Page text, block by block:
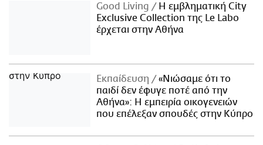
Good Living
Η εμβληματική City
Exclusive Collection της Le Labo
έρχεται στην Αθήνα
Εκπαίδευση
«Νιώσαμε ότι το
παιδί δεν έφυγε ποτέ από την
Αθήνα»: Η εμπειρία οικογενειών
που επέλεξαν σπουδές στην Κύπρο